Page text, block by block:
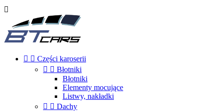

  Części karoserii
  Błotniki
Błotniki
Elementy mocujące
Listwy, nakładki
  Dachy